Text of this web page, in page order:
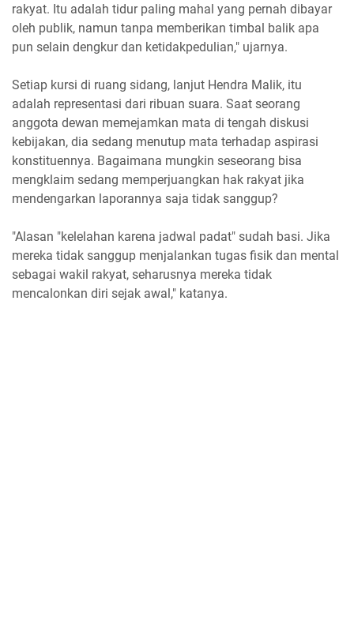
rakyat. Itu adalah tidur paling mahal yang pernah dibayar
oleh publik, namun tanpa memberikan timbal balik apa
pun selain dengkur dan ketidakpedulian," ujarnya.
Setiap kursi di ruang sidang, lanjut Hendra Malik, itu
adalah representasi dari ribuan suara. Saat seorang
anggota dewan memejamkan mata di tengah diskusi
kebijakan, dia sedang menutup mata terhadap aspirasi
konstituennya. Bagaimana mungkin seseorang bisa
mengklaim sedang memperjuangkan hak rakyat jika
mendengarkan laporannya saja tidak sanggup?
"Alasan "kelelahan karena jadwal padat" sudah basi. Jika
mereka tidak sanggup menjalankan tugas fisik dan mental
sebagai wakil rakyat, seharusnya mereka tidak
mencalonkan diri sejak awal," katanya.